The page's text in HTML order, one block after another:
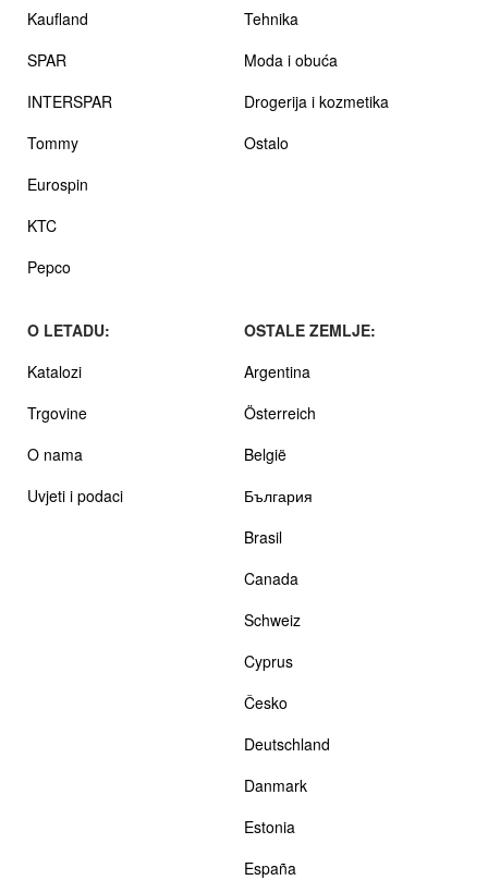
Kaufland
SPAR
INTERSPAR
Tommy
Eurospin
KTC
Pepco
Tehnika
Moda i obuća
Drogerija i kozmetika
Ostalo
O LETADU:
Katalozi
Trgovine
O nama
Uvjeti i podaci
OSTALE ZEMLJE:
Argentina
Österreich
België
България
Brasil
Canada
Schweiz
Cyprus
Česko
Deutschland
Danmark
Estonia
España